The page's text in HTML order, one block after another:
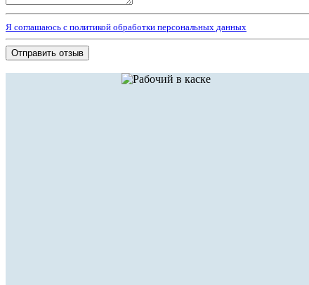
Я соглашаюсь с политикой обработки персональных данных
Отправить отзыв